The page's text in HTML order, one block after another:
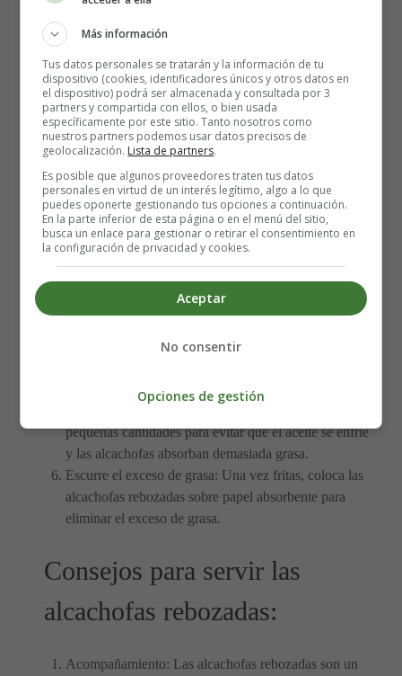
y el jugo de medio limón para evitar que se oxiden.
Sazona las alcachofas: Escurre las alcachofas y
sazónalas con sal y pimienta al gusto. Asegúrate de
esparcir bien los condimentos para que impregnen
todas las partes del vegetal.
Prepara la masa para rebozar.
Reboza las alcachofas: Pasa cada trozo de alcachofa
por harina de trigo, asegurándote de cubrirlo
completamente. Luego, sumerge las alcachofas en la
masa para freír, procurando que queden bien
recubiertas. Asegúrate de eliminar el exceso de masa
antes de freírlas para obtener una textura más
sartén profunda hasta que alcance una temperatura de
rebozadas en el aceite caliente y fríelas hasta que
pequeñas cantidades para evitar que el aceite se enfríe
y las alcachofas absorban demasiada grasa.
Escurre el exceso de grasa: Una vez fritas, coloca las
alcachofas rebozadas sobre papel absorbente para
eliminar el exceso de grasa.
Consejos para servir las
alcachofas rebozadas:
Acompañamiento: Las alcachofas rebozadas son un
Más información
Tus datos personales se tratarán y la información de tu
dispositivo (cookies, identificadores únicos y otros datos en
el dispositivo) podrá ser almacenada y consultada por 3
partners y compartida con ellos, o bien usada
específicamente por este sitio. Tanto nosotros como
nuestros partners podemos usar datos precisos de
geolocalización. Lista de partners.
Es posible que algunos proveedores traten tus datos
personales en virtud de un interés legítimo, algo a lo que
puedes oponerte gestionando tus opciones a continuación.
En la parte inferior de esta página o en el menú del sitio,
busca un enlace para gestionar o retirar el consentimiento en
la configuración de privacidad y cookies.
Aceptar
No consentir
Opciones de gestión